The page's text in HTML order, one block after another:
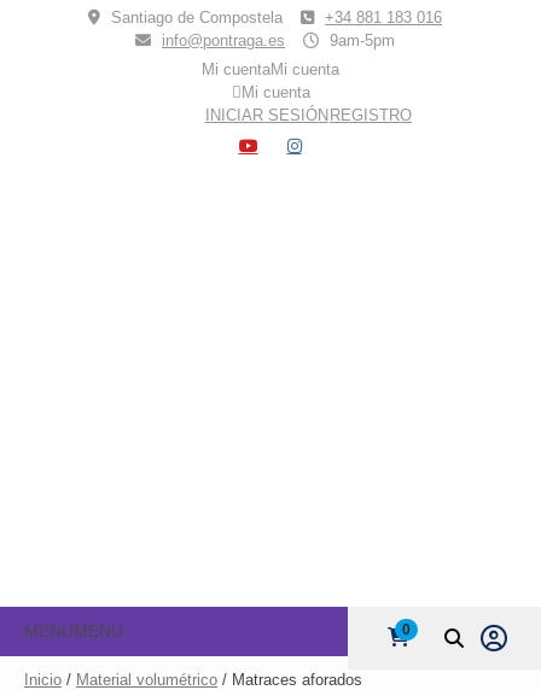
Santiago de Compostela
+34 881 183 016
info@pontraga.es
9am-5pm
Mi cuentaMi cuenta
Mi cuenta
INICIAR SESIÓN REGISTRO
YOUTUBE
INSTAGRAM
MENUMENU 0
Inicio / Material volumétrico / Matraces aforados